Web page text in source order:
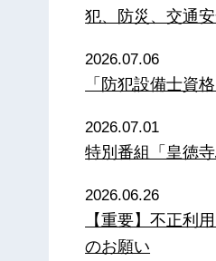
犯、防災、交通
2026.07.06
「防犯設備士資
2026.07.01
特別番組「皇徳
2026.06.26
【重要】不正利
のお願い